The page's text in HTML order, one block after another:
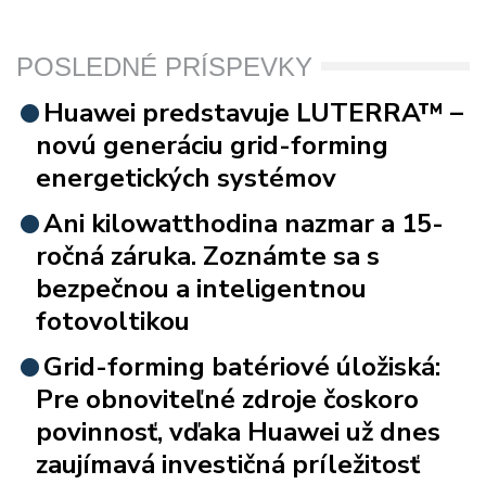
POSLEDNÉ PRÍSPEVKY
Huawei predstavuje LUTERRA™ –
novú generáciu grid-forming
energetických systémov
Ani kilowatthodina nazmar a 15-
ročná záruka. Zoznámte sa s
bezpečnou a inteligentnou
fotovoltikou
Grid-forming batériové úložiská:
Pre obnoviteľné zdroje čoskoro
povinnosť, vďaka Huawei už dnes
zaujímavá investičná príležitosť